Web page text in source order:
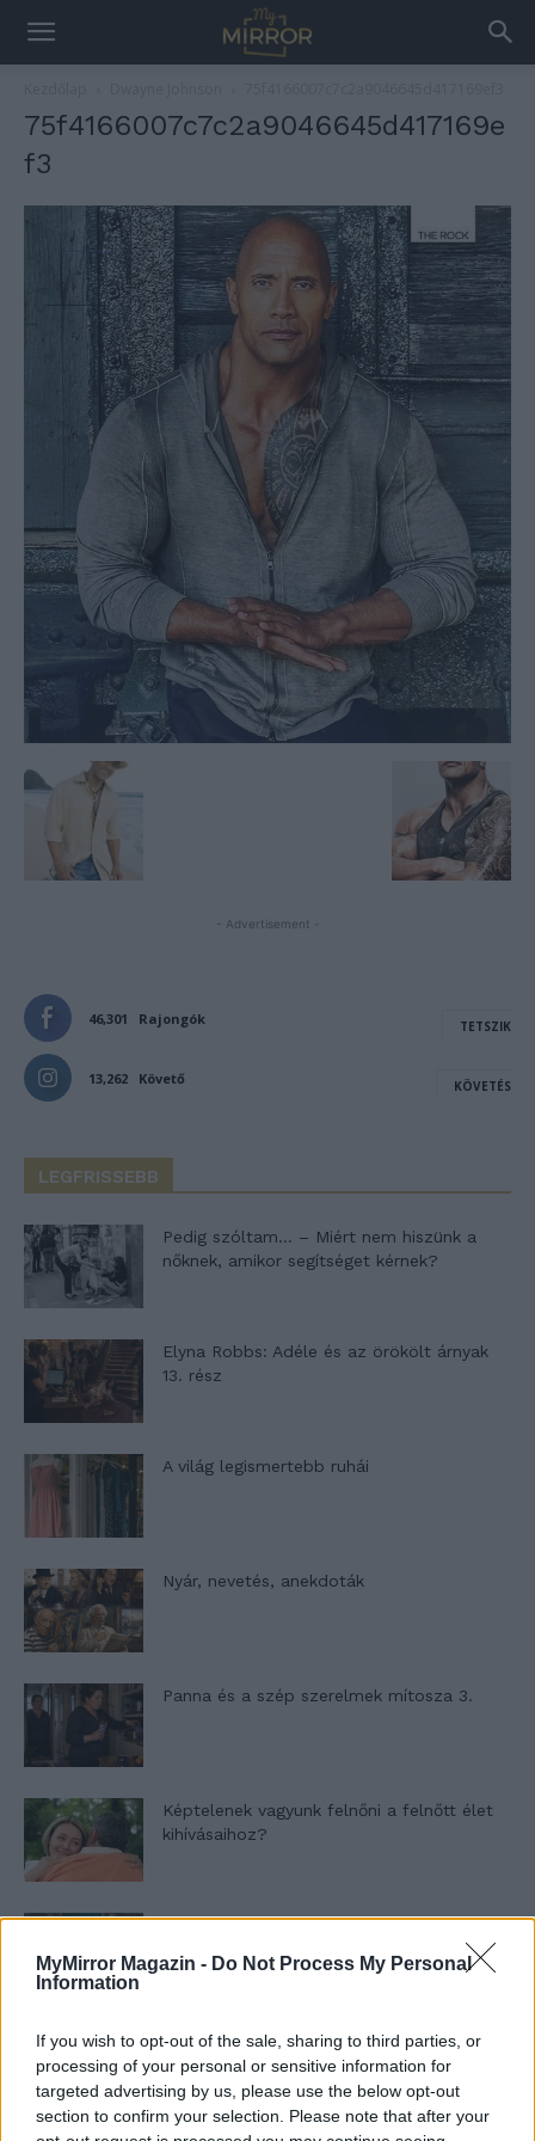
MyMirror Magazin - Do Not Process My Personal
Information
If you wish to opt-out of the sale, sharing to third parties, or
processing of your personal or sensitive information for
targeted advertising by us, please use the below opt-out
section to confirm your selection. Please note that after your
75f4166007c7c2a9046645d417169e
f3
- Advertisement -
46,301 Rajongók TETSZIK
13,262 Követő KÖVETÉS
LEGFRISSEBB
Pedig szóltam… – Miért nem hiszünk a
nőknek, amikor segítséget kérnek?
Elyna Robbs: Adéle és az örökölt árnyak
13. rész
A világ legismertebb ruhái
Nyár, nevetés, anekdoták
Panna és a szép szerelmek mítosza 3.
Képtelenek vagyunk felnőni a felnőtt élet
kihívásaihoz?
Altatógázos rablások Olaszországban
A kislány, akit nem védett meg senki –
Lyhanna története